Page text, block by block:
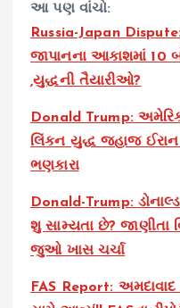
આ પણ વાંચો:
Russia-Japan
જાપાનના આકાશમાં 10
,યુદ્ધની તૈયારીઓ?
Donald Trump:
લિંકન યુદ્ધ જહાજ
ભણકારા
Donald-Trump:
શુ સામ્યતા છે? જાણીતા
જુઓ ખાસ ચર્ચા
FAS Report: